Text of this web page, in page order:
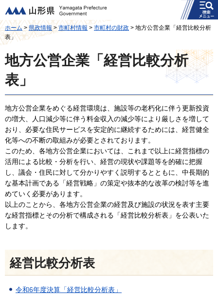
山形県
メニュー
ホーム>県政情報>市町村情報 > 市町村の財政 > 地方公営企業「経営比較分析
表」
地方公営企業「経営比較分析
表」
地方公営企業をめぐる経営環境は、施設等の老朽化に伴う更新投資
の増大、人口減少等に伴う料金収入の減少等により厳しさを増して
おり、必要な住民サービスを安定的に継続するためには、経営健全
化等への不断の取組みが必要とされております。
このため、各地方公営企業においては、これまで以上に経営指標の
活用による比較・分析を行い、経営の現状や課題等を的確に把握
し、議会・住民に対して分かりやすく説明するとともに、中長期的
な基本計画である「経営戦略」の策定や抜本的な改革の検討等を進
めていく必要があります。
以上のことから、各地方公営企業の経営及び施設の状況を表す主要
な経営指標とその分析で構成される「経営比較分析表」を公表いた
します。
経営比較分析表
令和6年度決算「経営比較分析表」